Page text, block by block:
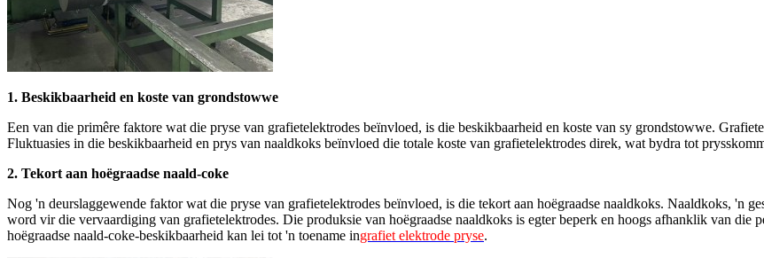
1. Beskikbaarheid en koste van grondstowwe
Een van die primêre faktore wat die pryse van grafietelektrodes beïnvloed, is die beskikbaarheid en koste van sy grondstowwe.
Fluktuasies in die beskikbaarheid en prys van naaldkoks beïnvloed die totale koste van grafietelektrodes direk, wat bydra tot
2. Tekort aan hoëgraadse naald-coke
Nog 'n deurslaggewende faktor wat die pryse van grafietelektrodes beïnvloed, is die tekort aan hoëgraadse naaldkoks. Naaldkoks, 'n
word vir die vervaardiging van grafietelektrodes. Die produksie van hoëgraadse naaldkoks is egter beperk en hoogs afhanklik van
hoëgraadse naald-coke-beskikbaarheid kan lei tot 'n toename ingrafiet elektrode pryse.